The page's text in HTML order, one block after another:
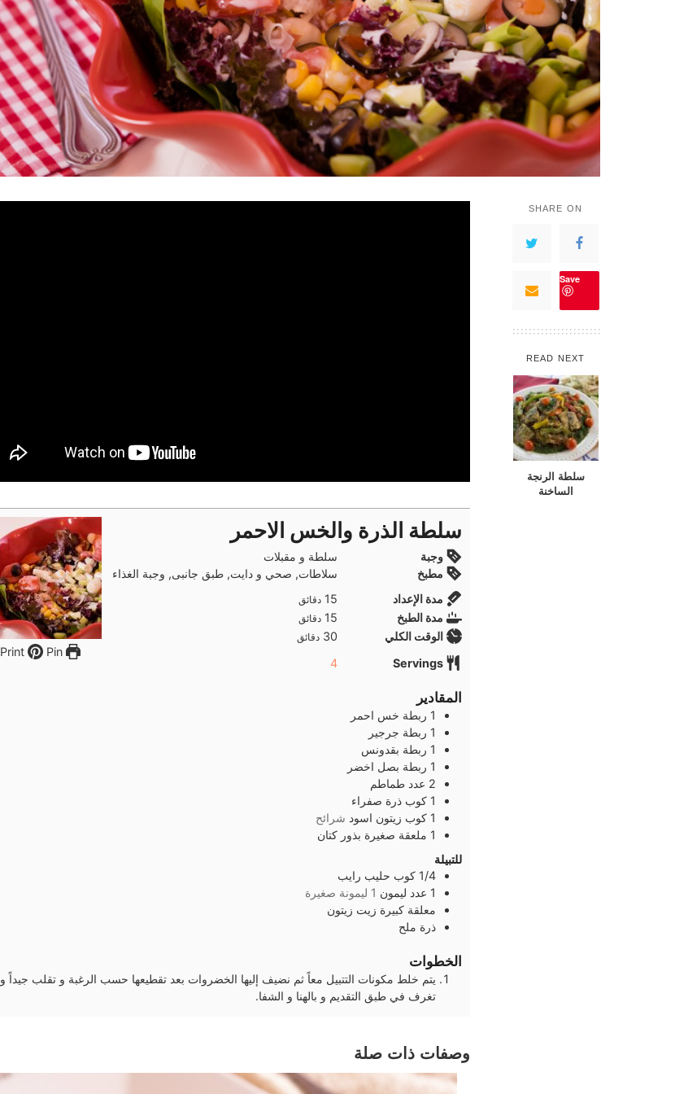
SHARE ON
Save
READ NEXT
سلطة الرنجة
الساخنة
Print
Pin
سلطة الذرة والخس الاحمر
وجبة
سلطة و مقبلات
مطبخ
سلاطات, صحي و دايت, طبق جانبى, وجبة الغذاء
مدة الإعداد
15دقائق
دقائق
مدة الطبخ 15دقائق
دقائق
الوقت الكلي 30دقائق
دقائق
Servings
4
المقادير
1 ربطة خس احمر
1 ربطة جرجير
1 ربطة بقدونس
1 ربطة بصل اخضر
2 عدد طماطم
1 كوب ذرة صفراء
1 كوب زيتون اسود شرائح
1 ملعقة صغيرة بذور كتان
للتبيلة
1/4 كوب حليب رايب
1 عدد ليمون 1 ليمونة صغيرة
معلقة كبيرة زيت زيتون
ذرة ملح
الخطوات
يتم خلط مكونات التتبيل معاً ثم نضيف إليها الخضروات بعد تقطيعها حسب الرغبة و تقلب جيداً و
تغرف في طبق التقديم و بالهنا و الشفا.
وصفات ذات صلة